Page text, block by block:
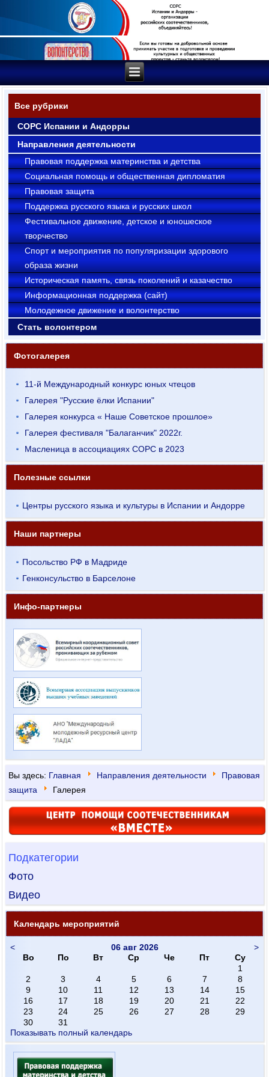
Все рубрики
СОРС Испании и Андорры
Направления деятельности
Правовая поддержка материнства и детства
Социальная помощь и общественная дипломатия
Правовая защита
Поддержка русского языка и русских школ
Фестивальное движение, детское и юношеское
творчество
Cпорт и мероприятия по популяризации здорового
образа жизни
Историческая память, связь поколений и казачество
Информационная поддержка (сайт)
Молодежное движение и волонтерство
Стать волонтером
Фотогалерея
11-й Международный конкурс юных чтецов
Галерея "Русские ёлки Испании"
Галерея конкурса « Наше Советское прошлое»
Галерея фестиваля "Балаганчик" 2022г.
Масленица в ассоциациях СОРС в 2023
Полезные ссылки
Центры русского языка и культуры в Испании и Андорре
Наши партнеры
Посольство РФ в Мадриде
Генконсульство в Барселоне
Инфо-партнеры
Вы здесь: Главная Направления деятельности
Правовая
защита
Галерея
Подкатегории
Фото
Видео
Календарь мероприятий
< >
06 авг 2026
Во
По Вт Ср Че Пт
Су
1
2
3 4 5 6 7
8
9
10 11 12 13 14
15
16
17 18 19 20 21
22
23
24 25 26 27 28
29
30
31
Показывать полный календарь